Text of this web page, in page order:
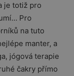
je totiž pro
Pro
na tuto
manter, a
jógová terapie
čakry přímo